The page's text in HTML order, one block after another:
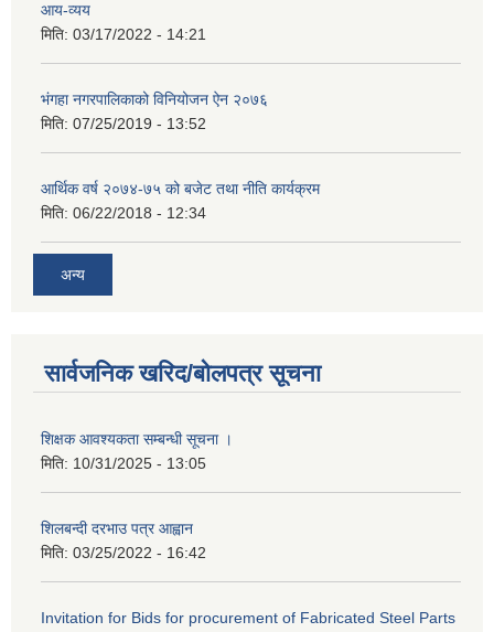
आय-व्यय
मिति: 03/17/2022 - 14:21
भंगहा नगरपालिकाको विनियोजन ऐन २०७६
मिति: 07/25/2019 - 13:52
आर्थिक वर्ष २०७४-७५ को बजेट तथा नीति कार्यक्रम
मिति: 06/22/2018 - 12:34
अन्य
सार्वजनिक खरिद/बोलपत्र सूचना
शिक्षक आवश्यकता सम्बन्धी सूचना ।
मिति: 10/31/2025 - 13:05
शिलबन्दी दरभाउ पत्र आह्वान
मिति: 03/25/2022 - 16:42
Invitation for Bids for procurement of Fabricated Steel Parts